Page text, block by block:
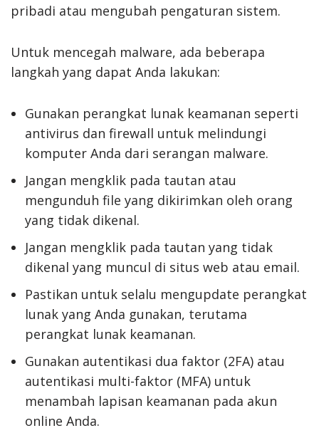
pribadi atau mengubah pengaturan sistem.
Untuk mencegah malware, ada beberapa
langkah yang dapat Anda lakukan:
Gunakan perangkat lunak keamanan seperti
antivirus dan firewall untuk melindungi
komputer Anda dari serangan malware.
Jangan mengklik pada tautan atau
mengunduh file yang dikirimkan oleh orang
yang tidak dikenal.
Jangan mengklik pada tautan yang tidak
dikenal yang muncul di situs web atau email.
Pastikan untuk selalu mengupdate perangkat
lunak yang Anda gunakan, terutama
perangkat lunak keamanan.
Gunakan autentikasi dua faktor (2FA) atau
autentikasi multi-faktor (MFA) untuk
menambah lapisan keamanan pada akun
online Anda.